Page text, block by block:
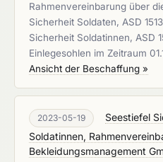
Rahmenvereinbarung über
Sicherheit Soldaten, ASD
Sicherheit Soldatinnen, ASD
Einlegesohlen im Zeitraum
Ansicht der Beschaffung »
2023-05-19
Seestiefel
Soldatinnen,
Bekleidungsmanagement